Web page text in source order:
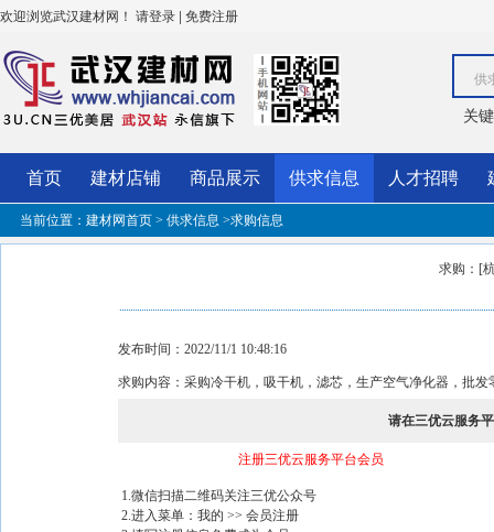
欢迎浏览武汉建材网！ 请登录 | 免费注册
供
关
首页 建材店铺 商品展示 供求信息 人才招聘
当前位置： 建材网首页 > 供求信息 >求购信息
求购：[
发布时间：2022/11/1 10:48:16
求购内容：采购冷干机，吸干机，滤芯，生产空气净化器，批
请在三优云服务
注册三优云服务平台会员
1.微信扫描二维码关注三优公众号
2.进入菜单：我的 >> 会员注册